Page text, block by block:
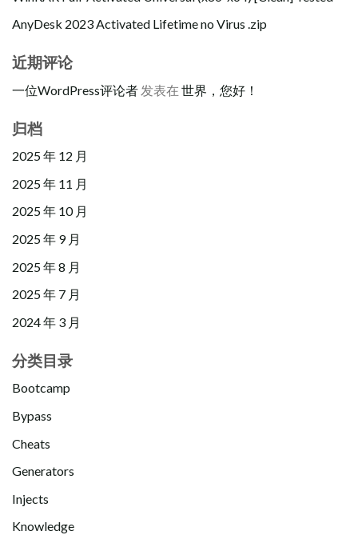
AnyDesk 2023 Activated Lifetime no Virus .zip
近期评论
一位WordPress评论者 发表在 世界，您好！
归档
2025 年 12 月
2025 年 11 月
2025 年 10 月
2025 年 9 月
2025 年 8 月
2025 年 7 月
2024 年 3 月
分类目录
Bootcamp
Bypass
Cheats
Generators
Injects
Knowledge